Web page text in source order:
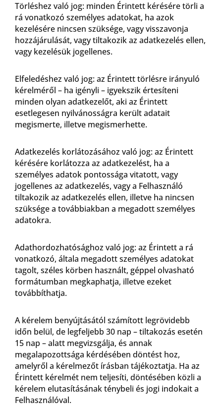
Törléshez való jog: minden Érintett kérésére törli a
rá vonatkozó személyes adatokat, ha azok
kezelésére nincsen szüksége, vagy visszavonja
hozzájárulását, vagy tiltakozik az adatkezelés ellen,
vagy kezelésük jogellenes.
Elfeledéshez való jog: az Érintett törlésre irányuló
kérelméről – ha igényli – igyekszik értesíteni
minden olyan adatkezelőt, aki az Érintett
esetlegesen nyilvánosságra került adatait
megismerte, illetve megismerhette.
Adatkezelés korlátozásához való jog: az Érintett
kérésére korlátozza az adatkezelést, ha a
személyes adatok pontossága vitatott, vagy
jogellenes az adatkezelés, vagy a Felhasználó
tiltakozik az adatkezelés ellen, illetve ha nincsen
szüksége a továbbiakban a megadott személyes
adatokra.
Adathordozhatósághoz való jog: az Érintett a rá
vonatkozó, általa megadott személyes adatokat
tagolt, széles körben használt, géppel olvasható
formátumban megkaphatja, illetve ezeket
továbbíthatja.
A kérelem benyújtásától számított legrövidebb
időn belül, de legfeljebb 30 nap – tiltakozás esetén
15 nap – alatt megvizsgálja, és annak
megalapozottsága kérdésében döntést hoz,
amelyről a kérelmezőt írásban tájékoztatja. Ha az
Érintett kérelmét nem teljesíti, döntésében közli a
kérelem elutasításának ténybeli és jogi indokait a
Felhasználóval.